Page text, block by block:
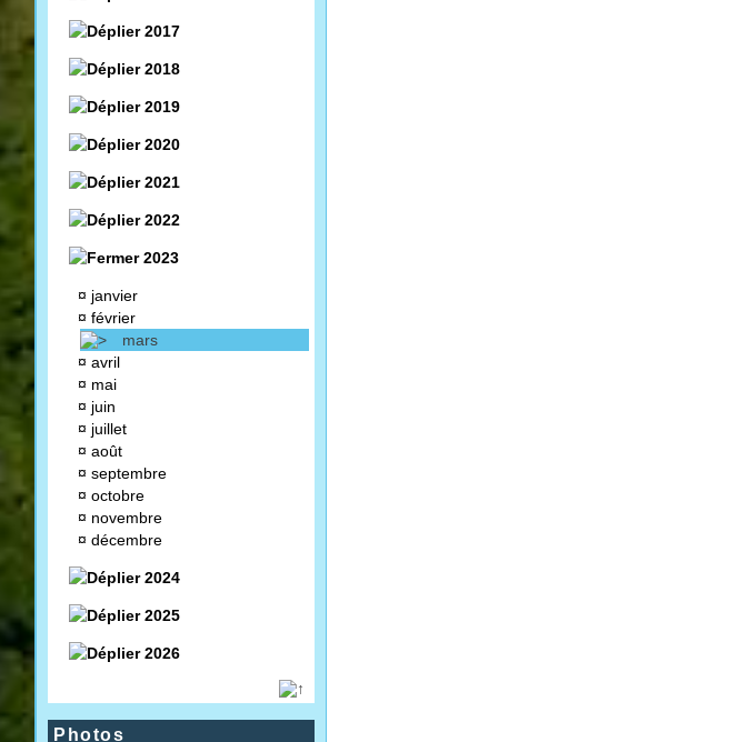
2017
2018
2019
2020
2021
2022
2023
¤ janvier
¤ février
mars
¤ avril
¤ mai
¤ juin
¤ juillet
¤ août
¤ septembre
¤ octobre
¤ novembre
¤ décembre
2024
2025
2026
Photos